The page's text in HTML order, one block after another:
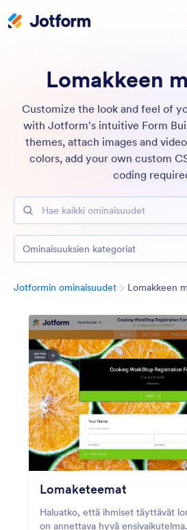
Lomakkeen
Customize the look and feel of
with Jotform's intuitive Form
themes, attach images and
colors, add your own custom
coding
Hae kaikki ominaisuudet
Jotformin ominaisuudet Lomakkeen
Lomaketeemat
Haluatko, että ihmiset täyttävät
on annettava hyvä
Ominaisuuksien kategoriat